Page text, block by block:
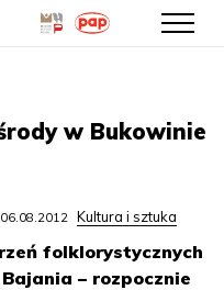
w Bukowinie
06.08.2012 Kultura i sztuka
folklorystycznych
– rozpocznie